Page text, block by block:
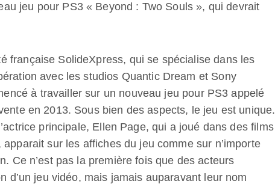
jeu pour PS3 « Beyond : Two Souls », qui devrait
française SolideXpress, qui se spécialise dans les
avec les studios Quantic Dream et Sony
à travailler sur un nouveau jeu pour PS3 appelé
en 2013. Sous bien des aspects, le jeu est unique.
principale, Ellen Page, qui a joué dans des films
sur les affiches du jeu comme sur n’importe
Ce n’est pas la première fois que des acteurs
d’un jeu vidéo, mais jamais auparavant leur nom